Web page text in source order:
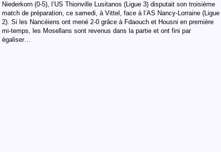
Niederkorn (0-5), l’US Thionville Lusitanos (Ligue 3) disputait son troisième
match de préparation, ce samedi, à Vittel, face à l’AS Nancy-Lorraine (Ligue
2). Si les Nancéiens ont mené 2-0 grâce à Fdaouch et Housni en première
mi-temps, les Mosellans sont revenus dans la partie et ont fini par
égaliser…